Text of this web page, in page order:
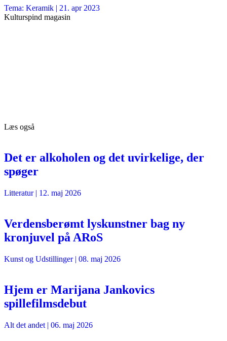
Tema: Keramik | 21. apr 2023
Kulturspind magasin
Læs også
Det er alkoholen og det uvirkelige, der
spøger
Litteratur| 12. maj 2026
Verdensberømt lyskunstner bag ny
kronjuvel på ARoS
Kunst og Udstillinger| 08. maj 2026
Hjem er Marijana Jankovics
spillefilmsdebut
Alt det andet | 06. maj 2026